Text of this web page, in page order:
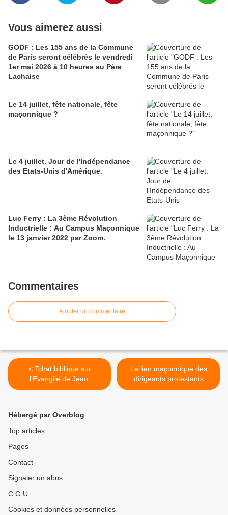
Vous aimerez aussi
GODF : Les 155 ans de la Commune
de Paris seront célébrés le vendredi
1er mai 2026 à 10 heures au Père
Lachaise
Le 14 juillet, fête nationale, fête
maçonnique ?
Le 4 juillet. Jour de l'Indépendance
des Etats-Unis d'Amérique.
Luc Ferry : La 3ème Révolution
Inductrielle : Au Campus Maçonnique
le 13 janvier 2022 par Zoom.
Commentaires
Ajouter un commentaire
< Tchat biblique sur
l'Evangile de Jean.
Le lien maçonnique des
dirigeants protestants
espagnols (1868-1939). >
Hébergé par Overblog
Top articles
Pages
Contact
Signaler un abus
C.G.U.
Cookies et données personnelles